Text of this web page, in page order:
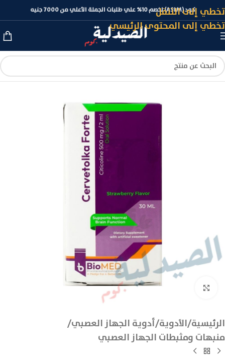
تخطي إلى التنقل
تخطي إلى المحتوى الرئيسي
كود (ASLM) لخصم 10% علي طلبات الجملة الأعلي من 7000 جنيه
انقر للتكبير
الرئيسية/الأدوية/أدوية الجهاز العصبي/
منبهات ومثبطات الجهاز العصبي